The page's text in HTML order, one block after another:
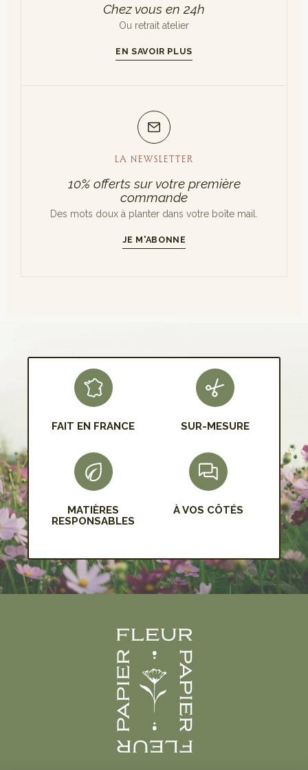
Chez vous en 24h
Ou retrait atelier
EN SAVOIR PLUS
LA NEWSLETTER
10% offerts sur votre première
commande
Des mots doux à planter dans votre boîte mail.
JE M'ABONNE
S'INSCRIRE
FAIT EN FRANCE SUR-MESURE
MATIÈRES
RESPONSABLES
À VOS CÔTÉS